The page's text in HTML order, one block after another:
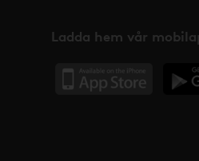
Ladda hem vår